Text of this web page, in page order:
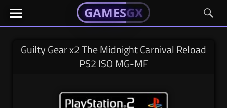
Skip
GAMESGX
El
portal
tus
GAMESGX
GAMESGX
El
portal
tusGuilty Gear x2 The Midnight Carnival Reload
PS2 ISO MG-MF